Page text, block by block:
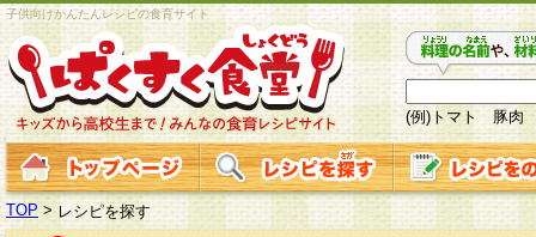
子供向けかんたんレシピの食育サイト
(例)トマト 豚肉
TOP > レシピを探す